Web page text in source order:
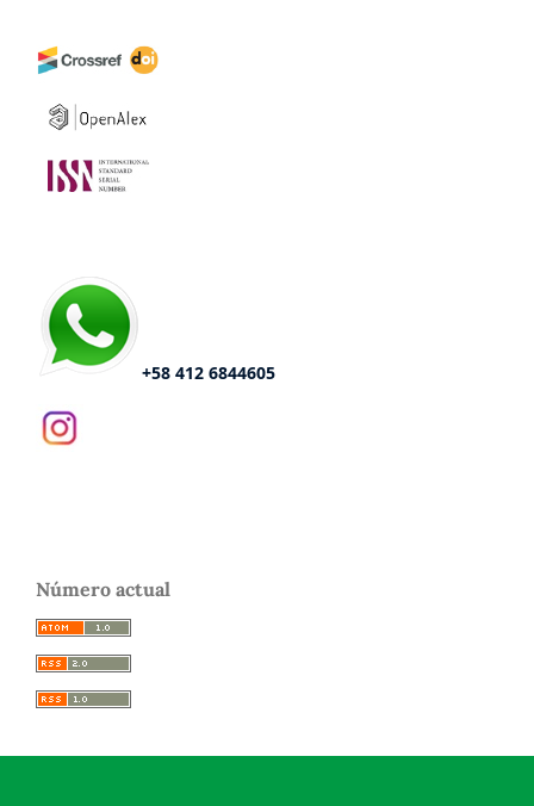
+58 412 6844605
Número actual